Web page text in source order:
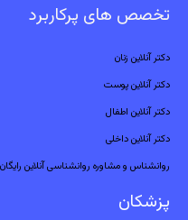
تخصص های پرکاربرد
دکتر آنلاین زنان
دکتر آنلاین پوست
دکتر آنلاین اطفال
دکتر آنلاین داخلی
روانشناس و مشاوره روانشناسی آنلاین رایگان
پزشکان